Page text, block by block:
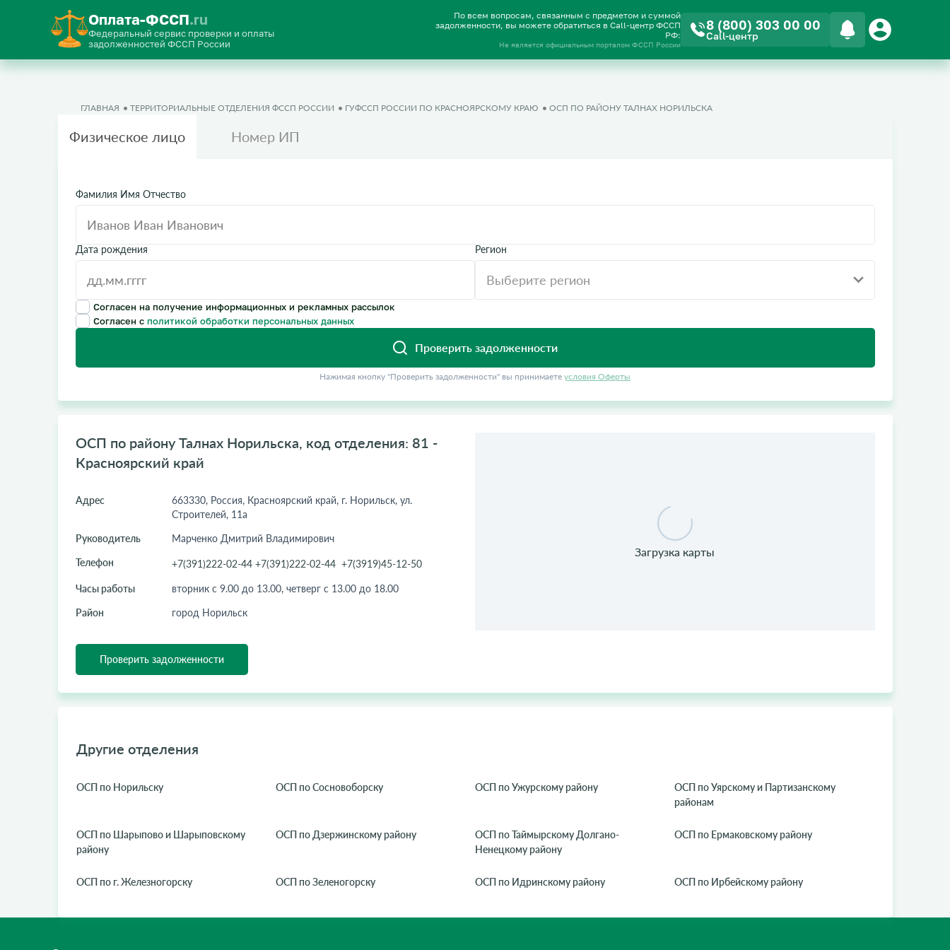
Оплата-ФССП.ru
Федеральный сервис проверки и оплаты
задолженностей ФССП России
По всем вопросам, связанным с предметом и суммой
задолженности, вы можете обратиться в Call-центр ФССП
РФ:
Не является официальным порталом ФССП России
8 (800) 303 00 00
Call-центр
ГЛАВНАЯ ТЕРРИТОРИАЛЬНЫЕ ОТДЕЛЕНИЯ ФССП РОССИИ ГУФССП РОССИИ ПО КРАСНОЯРСКОМУ КРАЮ ОСП ПО РАЙОНУ ТАЛНАХ НОРИЛЬСКА
Физическое лицо Номер ИП
Фамилия Имя Отчество
Дата рождения Регион
Согласен на получение информационных и рекламных рассылок
Согласен с политикой обработки персональных данных
Проверить задолженности
Нажимая кнопку "Проверить задолженности" вы принимаете условия Оферты
ОСП по району Талнах Норильска, код отделения: 81 -
Красноярский край
Адрес
663330, Россия, Красноярский край, г. Норильск, ул.
Строителей, 11а
Руководитель
Марченко Дмитрий Владимирович
Телефон
+7(391)222-02-44 +7(391)222-02-44 +7(3919)45-12-50
Часы работы
вторник с 9.00 до 13.00, четверг с 13.00 до 18.00
Район
город Норильск
Проверить задолженности
Другие отделения
ОСП по Норильску ОСП по Сосновоборску ОСП по Ужурскому району
ОСП по Уярскому и Партизанскому
районам
ОСП по Шарыпово и Шарыповскому
району
ОСП по Дзержинскому району
ОСП по Таймырскому Долгано-
Ненецкому району
ОСП по Ермаковскому району
ОСП по г. Железногорску ОСП по Зеленогорску ОСП по Идринскому району ОСП по Ирбейскому району